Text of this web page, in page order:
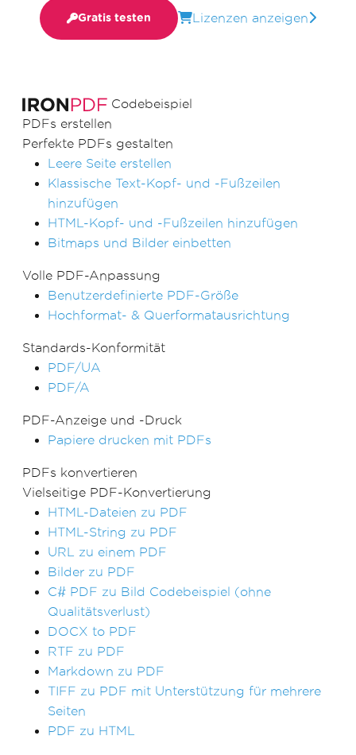
Codebeispiel
PDFs erstellen
Perfekte PDFs gestalten
Leere Seite erstellen
Klassische Text-Kopf- und -Fußzeilen
hinzufügen
HTML-Kopf- und -Fußzeilen hinzufügen
Bitmaps und Bilder einbetten
Volle PDF-Anpassung
Benutzerdefinierte PDF-Größe
Hochformat- & Querformatausrichtung
Standards-Konformität
PDF/UA
PDF/A
PDF-Anzeige und -Druck
Papiere drucken mit PDFs
PDFs konvertieren
Vielseitige PDF-Konvertierung
HTML-Dateien zu PDF
HTML-String zu PDF
URL zu einem PDF
Bilder zu PDF
C# PDF zu Bild Codebeispiel (ohne
Qualitätsverlust)
DOCX to PDF
RTF zu PDF
Markdown zu PDF
TIFF zu PDF mit Unterstützung für mehrere
Seiten
PDF zu HTML
Gratis testen Lizenzen anzeigen